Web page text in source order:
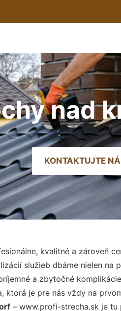
nad
KONTAKTUJTE
kvalitné a zároveň
služieb dbáme nielen
a zbytočné
ktorá je pre nás vždy na
– www.profi-strecha.sk je tu